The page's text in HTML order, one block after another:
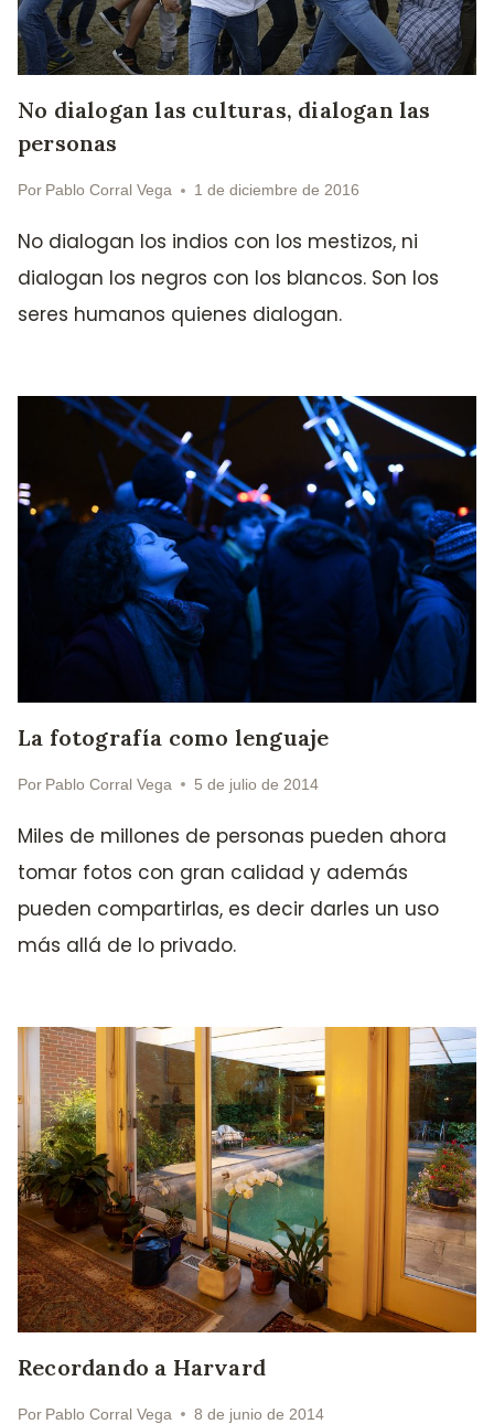
No dialogan las culturas, dialogan las
personas
Por Pablo Corral Vega 1 de diciembre de 2016
No dialogan los indios con los mestizos, ni
dialogan los negros con los blancos. Son los
seres humanos quienes dialogan.
La fotografía como lenguaje
Por Pablo Corral Vega 5 de julio de 2014
Miles de millones de personas pueden ahora
tomar fotos con gran calidad y además
pueden compartirlas, es decir darles un uso
más allá de lo privado.
Recordando a Harvard
Por Pablo Corral Vega 8 de junio de 2014